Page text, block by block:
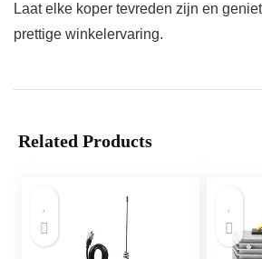
Laat elke koper tevreden zijn en
prettige winkelervaring.
Related Products